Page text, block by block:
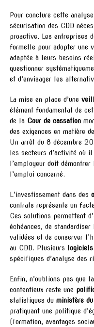
Pour conclure cette
sécurisation des CDD
proactive. Les entreprises
formelle pour adopter une
adaptée à leurs besoins
questionner
et d’envisager les
La mise en place d’une
élément fondamental de
de la Cour de cassation
des exigences en matière
Un arrêt du 8 décembre
les secteurs d’activité où il
l’employeur doit
l’emploi concerné.
L’investissement dans des
contrats représente un
Ces solutions permettent
échéances, de
validées et de conserver
au CDD. Plusieurs
logiciels
spécifiques d’analyse des
Enfin, n’oublions pas que
contentieux reste une
statistiques du ministère du
pratiquant une politique
(formation, avantages